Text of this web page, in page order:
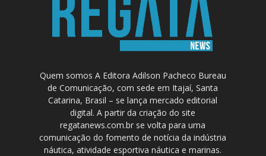
Quem somos A Editora Adilson Pacheco Bureau
de Comunicação, com sede em Itajaí, Santa
Catarina, Brasil – se lança mercado editorial
digital. A partir da criação do site
regatanews.com.br se volta para uma
comunicação do fomento de notícia da indústria
náutica, atividade esportiva náutica e marinas.